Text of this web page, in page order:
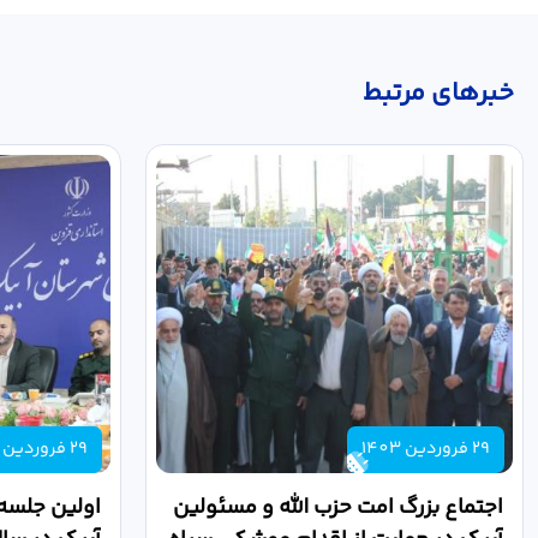
خبر‌های مرتبط
29 فروردین 1403
اجتماع بزرگ امت حزب الله و مسئولین
29 فروردین 1403
اولین